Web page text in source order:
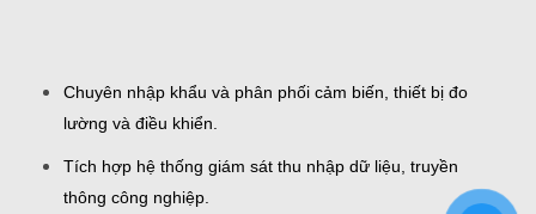
Chuyên nhập khẩu và phân phối cảm biến, thiết bị đo
lường và điều khiển.
Tích hợp hệ thống giám sát thu nhập dữ liệu, truyền
thông công nghiệp.